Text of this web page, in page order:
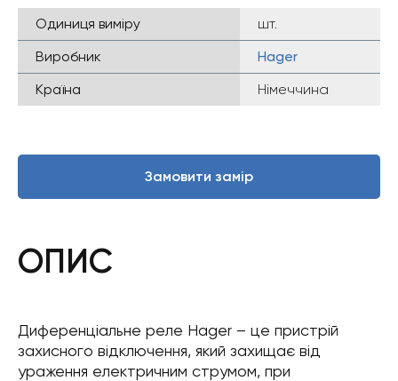
Одиниця виміру
шт.
Виробник
Hager
Країна
Німеччина
Замовити замір
ОПИС
Диференціальне реле Hager – це пристрій
захисного відключення, який захищає від
ураження електричним струмом, при